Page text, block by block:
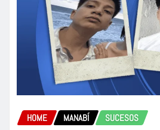
HOME MANABÍ SUCESOS